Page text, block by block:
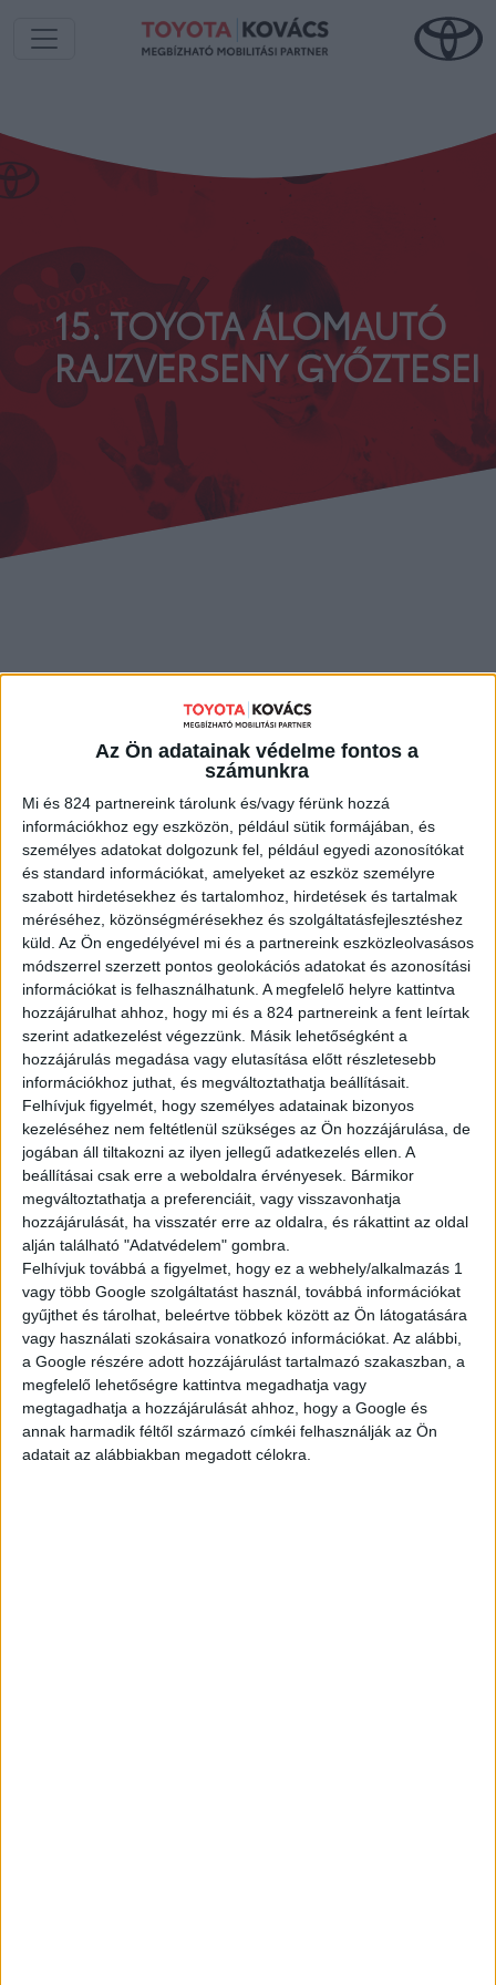
Az Ön adatainak védelme fontos a
számunkra
Mi és 824 partnereink tárolunk és/vagy férünk hozzá
információkhoz egy eszközön, például sütik formájában, és
személyes adatokat dolgozunk fel, például egyedi azonosítókat
és standard információkat, amelyeket az eszköz személyre
szabott hirdetésekhez és tartalomhoz, hirdetések és tartalmak
méréséhez, közönségmérésekhez és szolgáltatásfejlesztéshez
küld. Az Ön engedélyével mi és a partnereink eszközleolvasásos
módszerrel szerzett pontos geolokációs adatokat és azonosítási
információkat is felhasználhatunk. A megfelelő helyre kattintva
hozzájárulhat ahhoz, hogy mi és a 824 partnereink a fent leírtak
szerint adatkezelést végezzünk. Másik lehetőségként a
hozzájárulás megadása vagy elutasítása előtt részletesebb
információkhoz juthat, és megváltoztathatja beállításait.
Felhívjuk figyelmét, hogy személyes adatainak bizonyos
kezeléséhez nem feltétlenül szükséges az Ön hozzájárulása, de
jogában áll tiltakozni az ilyen jellegű adatkezelés ellen. A
beállításai csak erre a weboldalra érvényesek. Bármikor
megváltoztathatja a preferenciáit, vagy visszavonhatja
hozzájárulását, ha visszatér erre az oldalra, és rákattint az oldal
alján található "Adatvédelem" gombra.
Felhívjuk továbbá a figyelmet, hogy ez a webhely/alkalmazás 1
vagy több Google szolgáltatást használ, továbbá információkat
gyűjthet és tárolhat, beleértve többek között az Ön látogatására
vagy használati szokásaira vonatkozó információkat. Az alábbi,
a Google részére adott hozzájárulást tartalmazó szakaszban, a
megfelelő lehetőségre kattintva megadhatja vagy
megtagadhatja a hozzájárulását ahhoz, hogy a Google és
annak harmadik féltől származó címkéi felhasználják az Ön
adatait az alábbiakban megadott célokra.
15. TOYOTA ÁLOMAUTÓ
RAJZVERSENY GYŐZTESEI
15. alkalommal rendezte meg a Toyota Magyarország a már
hagyománnyá vált rajzversenyét, amelynek keretében „a
jövő álomautója” témában vártuk a gyerekek alkotásait.
amikor a közel 300 színpompás, ötletes és formabontó
pályamű közül kellett kiválasztaniuk a 2022-es Toyota
Álomautó Rajzverseny győzteseit és különdíjasait.
A két telephelyünkre 62 pályamű érkezett be, ami nagyon
szép teljesítmény. Külön kiemelénk aSándorfalvi Pallavicini
Sándor Általános Iskolátahonnan 55 rajz érkezett, és innen
kerültek ki a nyertes pályaművek. Gratulálunk és köszönjük
minden ifjú tehetségnek a rengeteg befektetett energiát,
kreativitást és a zseniális, gondolatébresztő, világjobbító
koncepciókat – következzenek hát a legjobbak
Fődíjas nyerteseink:
8 év alatti korosztály
I. helyezett GERGELY MAJA KLAUDIA – (Péteri) –
nyereménye: Samsung Galaxy Tablet S7 WIFI 11,0″ 128 GB
és egy hét Toyota hibrid autó tesztvezetés;
II. helyezett – TOMPOS ANNA JÚLIA (Péteri) –
nyereménye: Samsung Galaxy Tablet S6 Lite WIFI 10,4″ 64
GB
III. helyezett – KOCSIS LAURA KORNÉLIA, (Sándorfalva) –
nyereménye: Samsung Galaxy Tablet A7 WIFI 10,4″ 32 GB
8-11 éves korosztály
III. helyezett – SZABÓ ZSÓFIA PETRA, (Sándorfalva) –
nyereménye: Samsung Galaxy Tablet A7 WIFI 10,4″ 32 GB
Különdíjas nyertesünk:
KOVÁCS TAMARA ESZTER (Sándorfalva)–Toyota
ajándékcsomagot kap